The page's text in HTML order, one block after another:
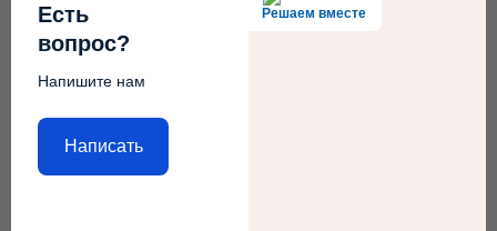
Решаем вместе
Есть
вопрос?
Напишите нам
Написать